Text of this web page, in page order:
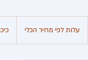
מחירעלות לפי מחיר הכלי